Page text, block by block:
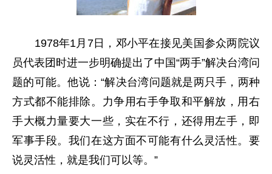
1978年1月7日，邓小平在接见美国参众两院议
员代表团时进一步明确提出了中国“两手”解决台湾问
题的可能。他说：“解决台湾问题就是两只手，两种
方式都不能排除。力争用右手争取和平解放，用右
手大概力量要大一些，实在不行，还得用左手，即
军事手段。我们在这方面不可能有什么灵活性。要
说灵活性，就是我们可以等。”